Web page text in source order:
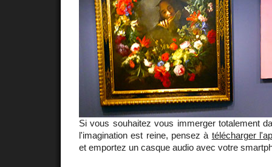
Si vous souhaitez vous immerger totalement
l'imagination est reine, pensez à télécharger
et emportez un casque audio avec votre